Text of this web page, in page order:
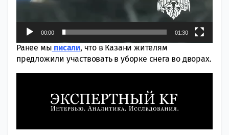
00:00 01:30
Ранее мы писали, что в Казани жителям
предложили участвовать в уборке снега во дворах.